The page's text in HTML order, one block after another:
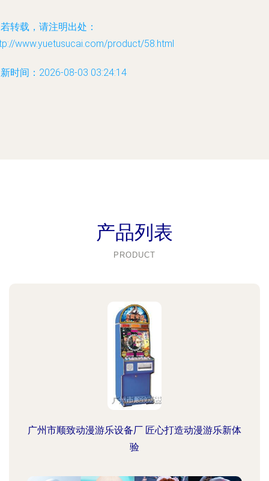
转载，请注明出处：
www.yuetusucai.com/product/58.html
时间：2026-08-03 03:24:14
产品列表
PRODUCT
广州市顺致动漫游乐设备厂 匠心打造动漫游乐新体
验